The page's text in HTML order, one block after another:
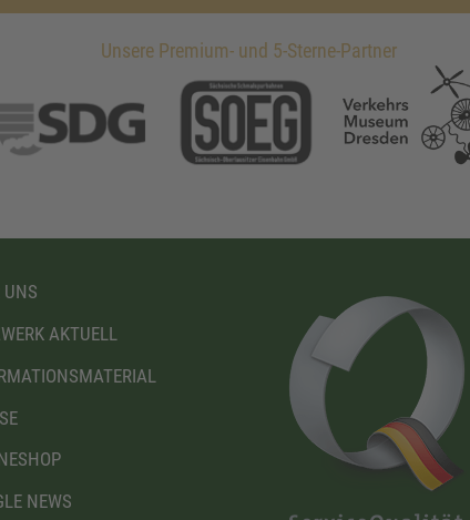
Unsere Premium- und 5-Sterne-Partner
UNS
AKTUELL
NEWS